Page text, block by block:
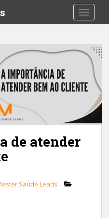
de atender
Saúde Leads